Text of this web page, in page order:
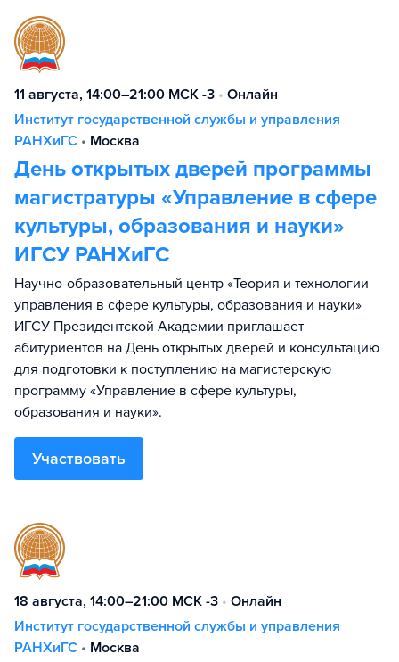
11 августа, 14:00–21:00 МСК -3 • Онлайн
Институт государственной службы и управления
РАНХиГС • Москва
День открытых дверей программы
магистратуры «Управление в сфере
культуры, образования и науки»
ИГСУ РАНХиГС
Научно-образовательный центр «Теория и технологии
управления в сфере культуры, образования и науки»
ИГСУ Президентской Академии приглашает
абитуриентов на День открытых дверей и консультацию
для подготовки к поступлению на магистерскую
программу «Управление в сфере культуры,
образования и науки».
Участвовать
18 августа, 14:00–21:00 МСК -3 • Онлайн
Институт государственной службы и управления
РАНХиГС • Москва